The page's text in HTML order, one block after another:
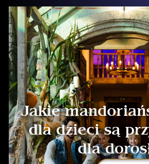
Jakie
dla dzieci są
dla